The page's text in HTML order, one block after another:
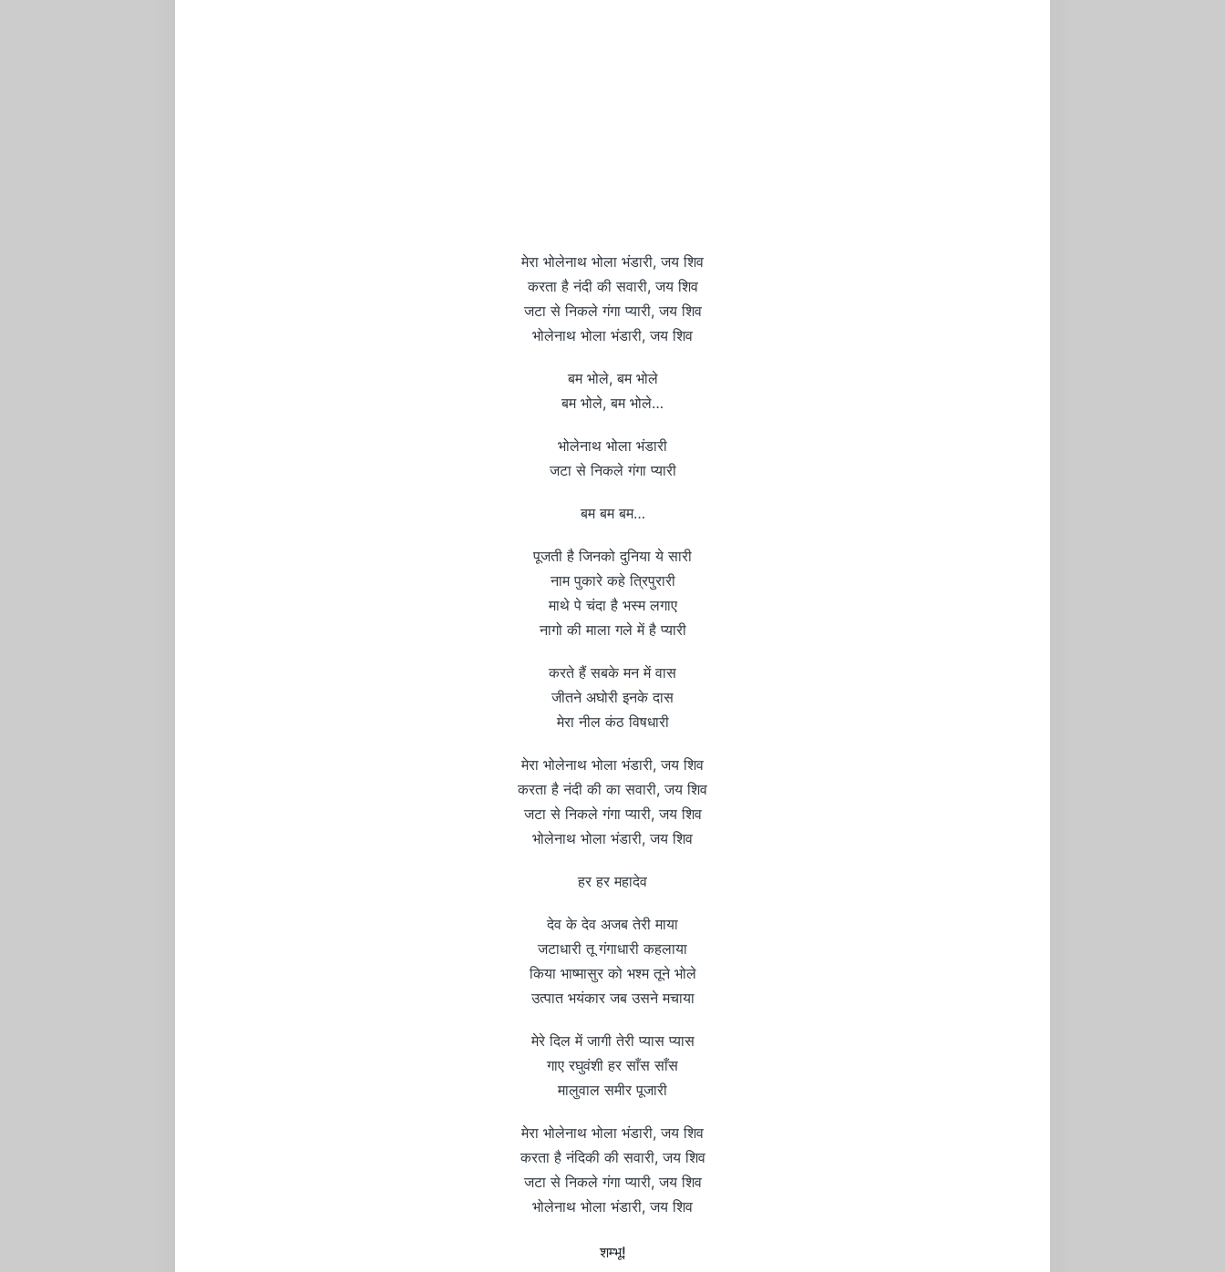
मेरा भोलेनाथ भोला भंडारी, जय शिव
करता है नंदी की सवारी, जय शिव
जटा से निकले गंगा प्यारी, जय शिव
भोलेनाथ भोला भंडारी, जय शिव
बम भोले, बम भोले
बम भोले, बम भोले…
भोलेनाथ भोला भंडारी
जटा से निकले गंगा प्यारी
बम बम बम…
पूजती है जिनको दुनिया ये सारी
नाम पुकारे कहे त्रिपुरारी
माथे पे चंदा है भस्म लगाए
नागो की माला गले में है प्यारी
करते हैं सबके मन में वास
जीतने अघोरी इनके दास
मेरा नील कंठ विषधारी
मेरा भोलेनाथ भोला भंडारी, जय शिव
करता है नंदी की का सवारी, जय शिव
जटा से निकले गंगा प्यारी, जय शिव
भोलेनाथ भोला भंडारी, जय शिव
हर हर महादेव
देव के देव अजब तेरी माया
जटाधारी तू गंगाधारी कहलाया
किया भाष्मासुर को भश्म तूने भोले
उत्पात भयंकार जब उसने मचाया
मेरे दिल में जागी तेरी प्यास प्यास
गाए रघुवंशी हर साँस साँस
मालुवाल समीर पूजारी
मेरा भोलेनाथ भोला भंडारी, जय शिव
करता है नंदिकी की सवारी, जय शिव
जटा से निकले गंगा प्यारी, जय शिव
भोलेनाथ भोला भंडारी, जय शिव
शम्भू!